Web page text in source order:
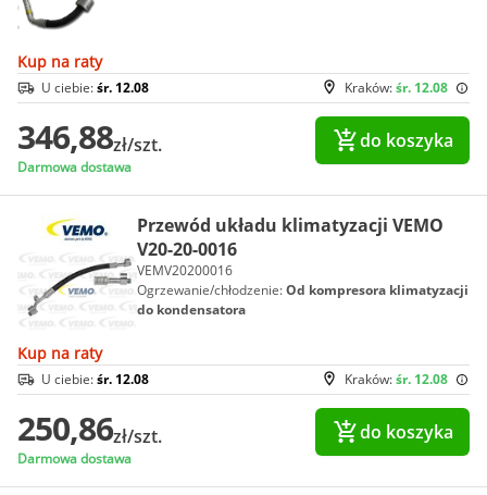
Kup na raty
Kraków:śr. 12.08
U ciebie:śr. 12.08
346,88zł/szt.
Darmowa dostawa
do koszyka
Przewód układu klimatyzacji VEMO
V20-20-0016
VEMV20200016
Ogrzewanie/chłodzenie:Od kompresora klimatyzacji
do kondensatora
Kup na raty
Kraków:śr. 12.08
U ciebie:śr. 12.08
250,86zł/szt.
Darmowa dostawa
do koszyka